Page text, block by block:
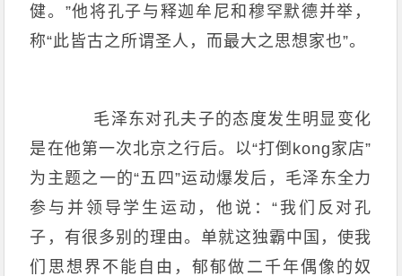
健。”他将孔子与释迦牟尼和穆罕默德并举，
称“此皆古之所谓圣人，而最大之思想家也”。
毛泽东对孔夫子的态度发生明显变化
是在他第一次北京之行后。以“打倒kong家店”
为主题之一的“五四”运动爆发后，毛泽东全力
参与并领导学生运动，他说：“我们反对孔
子，有很多别的理由。单就这独霸中国，使我
们思想界不能自由，郁郁做二千年偶像的奴